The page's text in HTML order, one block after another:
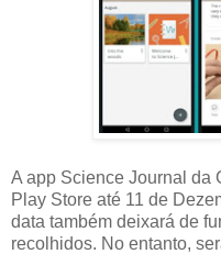
A app Science Journal da
Play Store até 11 de
data também deixará de
recolhidos. No entanto,